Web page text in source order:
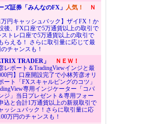
ズ証券「みんなのFX」 人気！
Ｎ
万円キャッシュバック】ザイFX！か
後、FX口座で5万通貨以上の取引で
ストレ口座で5万通貨以上の取引で
らえる！ さらに取引量に応じて最
チャンスも！
TRADER」
ＮＥＷ！
レポート＆TradingViewインジと最
円】口座開設完了で小林芳彦オリ
ート「FXスキャルピングのコツ」
専用インジケーター「コバ
ジ」当日プレゼント＆専用フォー
込と合計1万通貨以上の新規取引で
ッシュバック！さらに取引量に応
万円のチャンスも！